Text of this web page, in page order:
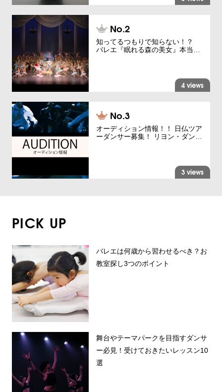
知ってるつもりで知らない！？
バレエ『眠れる森の美女』本当…
4 views
オーディション情報！！ 日仏ツア
ーダンサー募集！ リヨン・ダン…
3 views
PICK UP
バレエは何歳から習わせるべき？お
教室探し3つのポイント
舞台やテーマパークを目指すダンサ
ー必見！受けておきたいレッスン10
選